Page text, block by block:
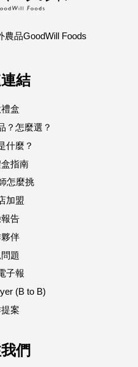
農品GoodWill Foods
結
盒
？怎麼選？
什麼？
指南
怎麼挑
加盟
告
伴
題
子報
(B to B)
案
們